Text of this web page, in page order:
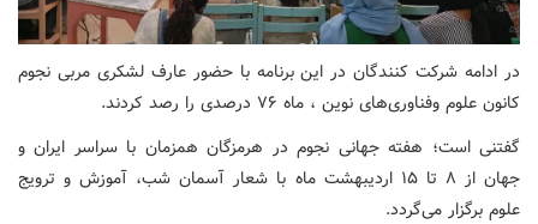
در ادامه شرکت کنندگان در این برنامه با حضور عارف لشکری مربی نجوم
کانون علوم وفناوری‌های نوین ، ماه ۷۶ درصدی را رصد کردند.
گفتنی است؛ هفته جهانی نجوم در هرمزگان همزمان با سراسر ایران و
جهان از ۸ تا ۱۵ اردیبهشت ماه با شعار آسمان شب، آموزش و ترویج
علوم برگزار می‌گردد.